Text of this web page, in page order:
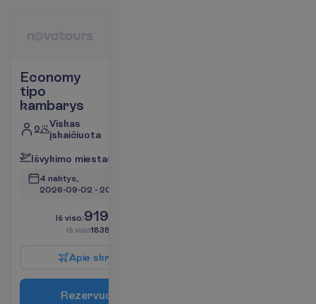
Economy
tipo
kambarys
2
Viskas
įskaičiuota
Išvykimo miestas
4 naktys,
2026-09-02 - 2026-09-06
Iš viso:919.00
Iš viso1838.00
Apie skr
Rezervuo